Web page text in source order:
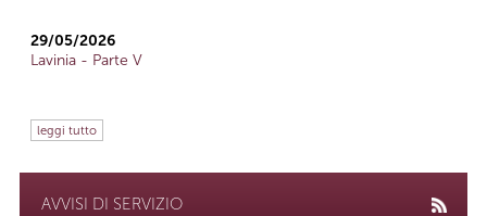
29/05/2026
Lavinia - Parte V
leggi tutto
AVVISI DI SERVIZIO